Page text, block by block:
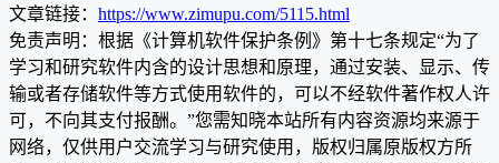
文章链接： https://www.zimupu.com/5115.html
免责声明：根据《计算机软件保护条例》第十七条规定“为了
学习和研究软件内含的设计思想和原理，通过安装、显示、传
输或者存储软件等方式使用软件的，可以不经软件著作权人许
可，不向其支付报酬。”您需知晓本站所有内容资源均来源于
网络，仅供用户交流学习与研究使用，版权归属原版权方所